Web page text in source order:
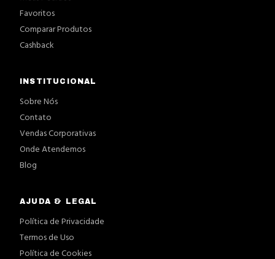
Favoritos
Comparar Produtos
Cashback
INSTITUCIONAL
Sobre Nós
Contato
Vendas Corporativas
Onde Atendemos
Blog
AJUDA & LEGAL
Política de Privacidade
Termos de Uso
Política de Cookies